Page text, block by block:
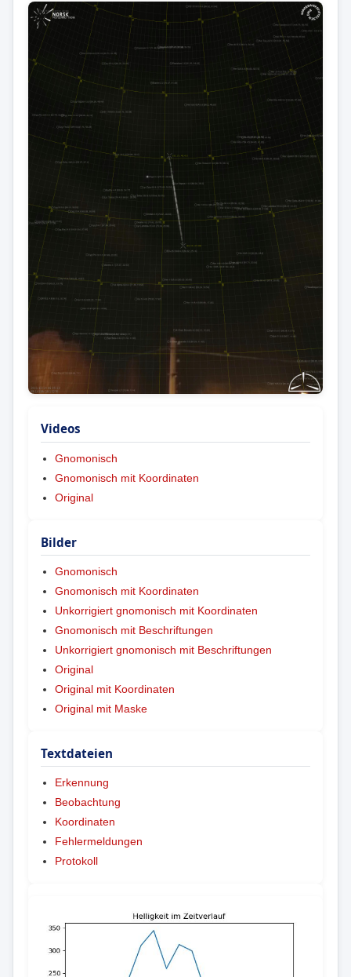
Videos
Gnomonisch
Gnomonisch mit Koordinaten
Original
Bilder
Gnomonisch
Gnomonisch mit Koordinaten
Unkorrigiert gnomonisch mit Koordinaten
Gnomonisch mit Beschriftungen
Unkorrigiert gnomonisch mit Beschriftungen
Original
Original mit Koordinaten
Original mit Maske
Textdateien
Erkennung
Beobachtung
Koordinaten
Fehlermeldungen
Protokoll